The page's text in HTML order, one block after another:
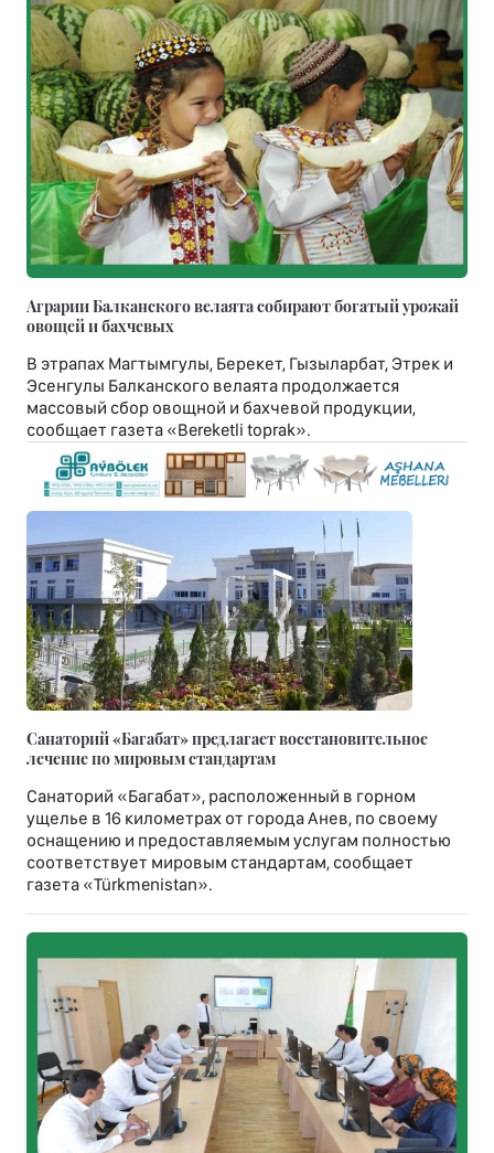
Аграрии Балканского велаята собирают богатый урожай
овощей и бахчевых
В этрапах Магтымгулы, Берекет, Гызыларбат, Этрек и
Эсенгулы Балканского велаята продолжается
массовый сбор овощной и бахчевой продукции,
сообщает газета «Bereketli toprak».
Санаторий «Багабат» предлагает восстановительное
лечение по мировым стандартам
Санаторий «Багабат», расположенный в горном
ущелье в 16 километрах от города Анев, по своему
оснащению и предоставляемым услугам полностью
соответствует мировым стандартам, сообщает
газета «Türkmenistan».